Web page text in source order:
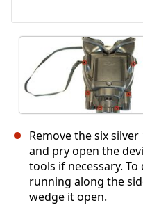
Remove the six
and pry open the
tools if necessary.
running along the
wedge it open.